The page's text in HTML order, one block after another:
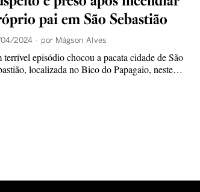
pai em São Sebastião
2024 por Mágson Alves
terrível episódio chocou a pacata cidade de São
localizada no Bico do Papagaio, neste…